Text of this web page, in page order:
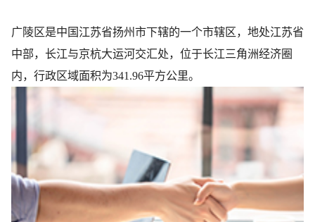
广陵区是中国江苏省扬州市下辖的一个市辖区，地处江苏省
中部，长江与京杭大运河交汇处，位于长江三角洲经济圈
内，行政区域面积为341.96平方公里。